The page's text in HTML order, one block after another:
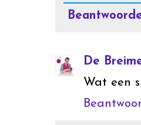
De
Wat een